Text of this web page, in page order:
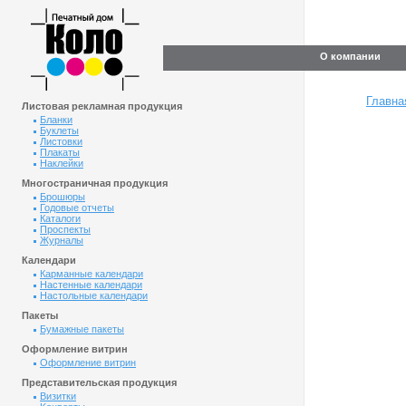
О компании
Листовая рекламная продукция
Бланки
Буклеты
Листовки
Плакаты
Наклейки
Многостраничная продукция
Брошюры
Годовые отчеты
Каталоги
Проспекты
Журналы
Календари
Карманные календари
Настенные календари
Настольные календари
Пакеты
Бумажные пакеты
Оформление витрин
Оформление витрин
Представительская продукция
Визитки